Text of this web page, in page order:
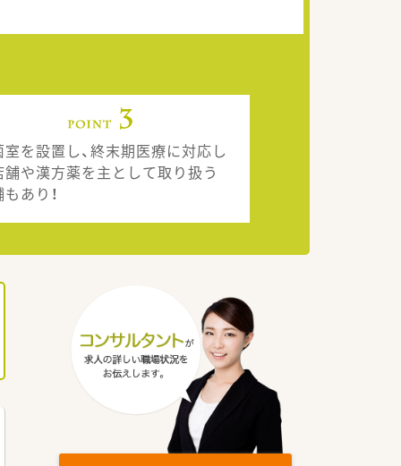
室を設置し、終末期医療に対応し
舗や漢方薬を主として取り扱う
あり！